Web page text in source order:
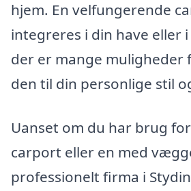
hjem. En velfungerende
integreres i din have eller
der er mange muligheder
den til din personlige stil
Uanset om du har brug
carport eller en med
professionelt firma i